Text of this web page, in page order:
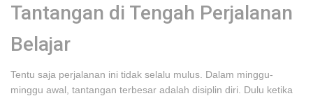
Tantangan di Tengah Perjalanan
Belajar
Tentu saja perjalanan ini tidak selalu mulus. Dalam minggu-
minggu awal, tantangan terbesar adalah disiplin diri. Dulu ketika